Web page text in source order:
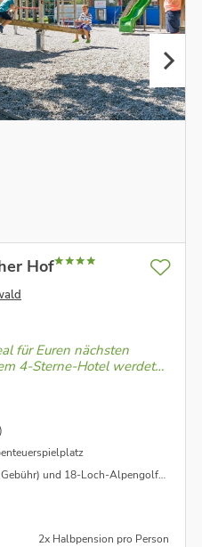
Hof
für Euren nächsten
4-Sterne-Hotel werdet
umfassenden
18-Loch-Alpengolfanlage (gegen Gebühr)
2x Halbpension pro Person